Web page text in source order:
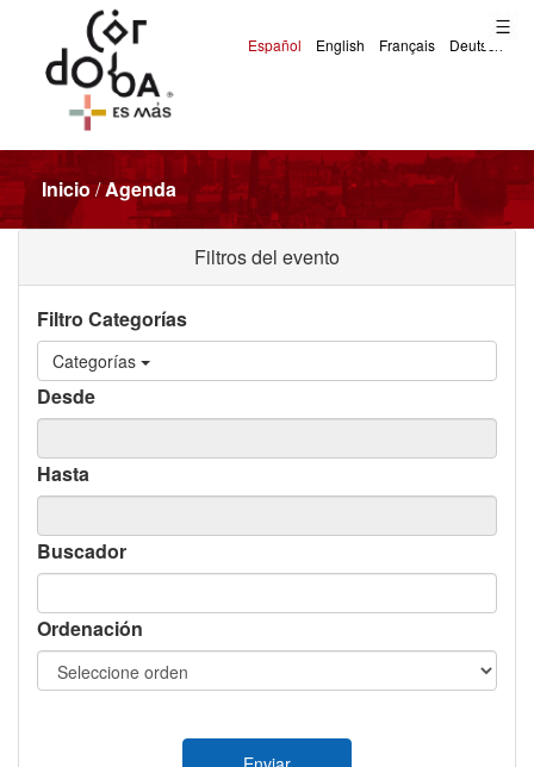
Inicio/Agenda
Filtros del evento
Filtro Categorías
Categorías
Desde
Hasta
Buscador
Ordenación